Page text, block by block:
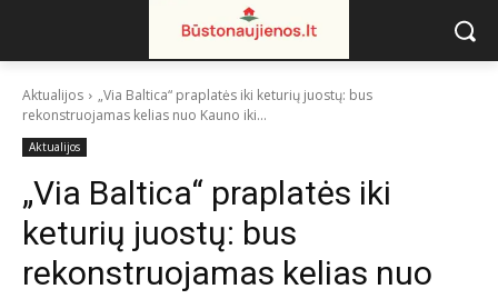
Aktualijos
„Via Baltica“ praplatės iki keturių juostų: bus
rekonstruojamas kelias nuo Kauno iki...
Aktualijos
„Via Baltica“ praplatės iki
keturių juostų: bus
rekonstruojamas kelias nuo